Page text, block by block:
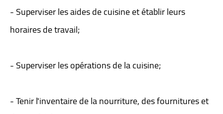
- Superviser les aides de cuisine et établir leurs
horaires de travail;
- Superviser les opérations de la cuisine;
- Tenir l'inventaire de la nourriture, des fournitures et